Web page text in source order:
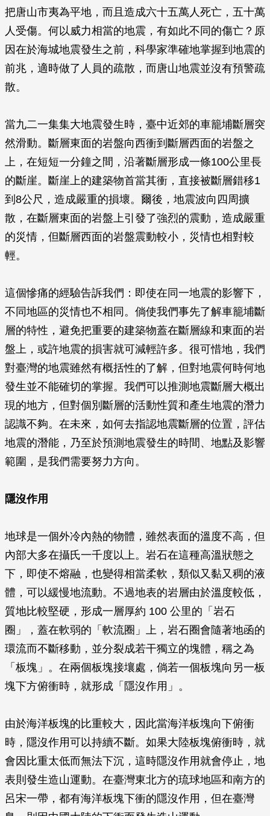
把唐山市夷為平地，而且造成六十五萬人死亡，五十萬
人受傷。何以威力相當的地震，有如此不同的傷亡？原
因在於海城地震發生之前，科學家準確地掌握到地震的
前兆，適時做了人員的疏散，而唐山地震並沒有預警疏
散。
當九二一集集大地震發生時，臺中近郊的車籠埔斷層突
然滑動。斷層東面的岩盤向西衝到斷層西面的岩盤之
上，在短短一分鐘之間，沿著斷層形成一條100公里長
的斷崖。斷崖上的建築物首當其衝，直接被斷層錯移1
到8公尺，造成嚴重的損壞。爾後，地震波向四周擴
散，在斷層東面的岩盤上引發了強烈的震動，造成嚴重
的災情，但斷層西面的岩盤震動較小，災情也相對較
輕。
這個慘痛的經驗告訴我們：即使在同一地震的影響下，
不同地區的災情也不相同。倘使我們事先了解車籠埔斷
層的特性，避免把重要的建築物蓋在斷層線和東面的岩
盤上，或許地震的損害就可減輕許多。很可惜地，我們
對臺灣的地震雖然有概括性的了解，但對地震何時何地
發生並不能確切的掌握。我們可以推測地震斷層大概出
現的地方，但對個別斷層的活動性質和產生地震的潛力
認識不夠。在未來，如何去指認地震斷層的位置，評估
地震的潛能，乃至於預測地震發生的時間、地點及影響
範圍，是我們需要努力方向。
隱沒作用
地球是一個外冷內熱的物體，雖然表面的溫度不高，但
內部大多在攝氏一千度以上。岩石在這種高溫狀態之
下，即使不熔融，也變得相當柔軟，類似又黏又稠的液
體，可以緩慢地流動。不過地表的岩層由於溫度較低，
質地比較堅硬，形成一層厚約 100 公里的「岩石
圈」，蓋在軟弱的「軟流圈」上，岩石圈會隨著地函的
環流而不斷移動，並分裂成若干獨立的塊體，稱之為
「板塊」。在兩個板塊接壤處，倘若一個板塊向另一板
塊下方俯衝時，就形成「隱沒作用」。
由於海洋板塊的比重較大，因此當海洋板塊向下俯衝
時，隱沒作用可以持續不斷。如果大陸板塊俯衝時，就
會因比重太低而無法下沉，這時隱沒作用就會停止，地
表則發生造山運動。在臺灣東北方的琉球地區和南方的
呂宋一帶，都有海洋板塊下衝的隱沒作用，但在臺灣